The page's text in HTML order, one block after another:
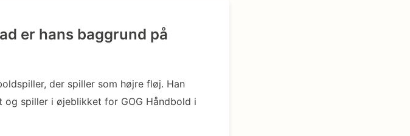
er hans baggrund på
der spiller som højre fløj. Han
og spiller i øjeblikket for GOG Håndbold i